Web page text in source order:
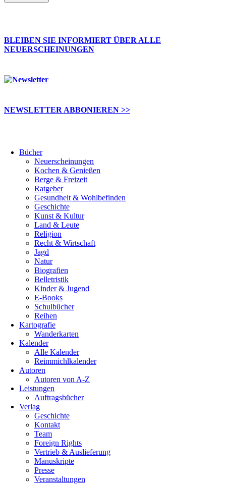
BLEIBEN SIE INFORMIERT ÜBER ALLE
NEUERSCHEINUNGEN
NEWSLETTER ABBONIEREN >>
Bücher
Neuerscheinungen
Kochen & Genießen
Berge & Freizeit
Ratgeber
Gesundheit & Wohlbefinden
Geschichte
Kunst & Kultur
Land & Leute
Religion
Recht & Wirtschaft
Jagd
Natur
Biografien
Belletristik
Kinder & Jugend
E-Books
Schulbücher
Reihen
Kartografie
Wanderkarten
Kalender
Alle Kalender
Reimmichlkalender
Autoren
Autoren von A-Z
Leistungen
Auftragsbücher
Verlag
Geschichte
Kontakt
Team
Foreign Rights
Vertrieb & Auslieferung
Manuskripte
Presse
Veranstaltungen